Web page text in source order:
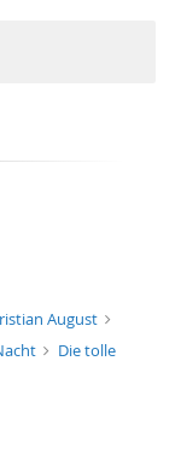
August
Die tolle